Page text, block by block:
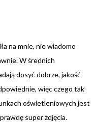
na mnie, nie wiadomo
W średnich
dosyć dobrze, jakość
więc czego tak
oświetleniowych jest
super zdjęcia.